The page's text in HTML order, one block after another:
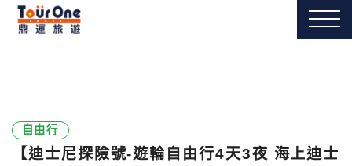
自由行
【迪士尼探險號-遊輪自由行4天3夜 海上迪士